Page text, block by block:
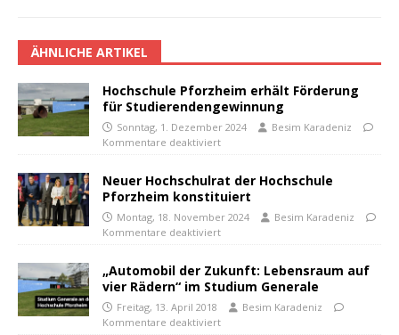
ÄHNLICHE ARTIKEL
Hochschule Pforzheim erhält Förderung
für Studierendengewinnung
Sonntag, 1. Dezember 2024
Besim Karadeniz
Kommentare deaktiviert
Neuer Hochschulrat der Hochschule
Pforzheim konstituiert
Montag, 18. November 2024
Besim Karadeniz
Kommentare deaktiviert
„Automobil der Zukunft: Lebensraum auf
vier Rädern“ im Studium Generale
Freitag, 13. April 2018
Besim Karadeniz
Kommentare deaktiviert